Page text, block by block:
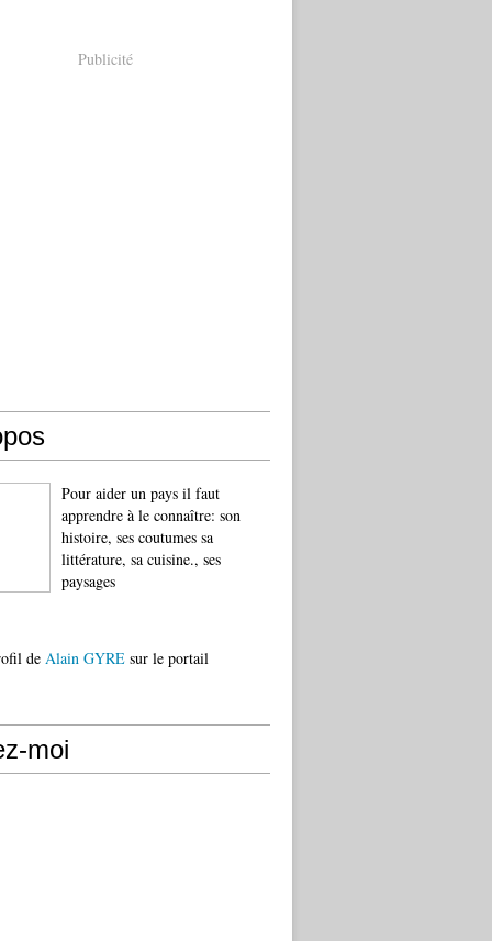
Publicité
Pour aider un pays il faut
apprendre à le connaître: son
histoire, ses coutumes sa
littérature, sa cuisine., ses
paysages
de Alain GYRE sur le portail
moi